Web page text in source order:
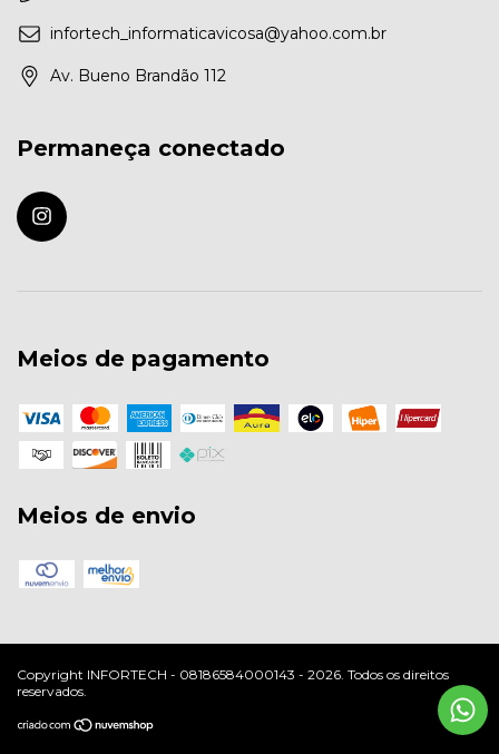
infortech_informaticavicosa@yahoo.com.br
Av. Bueno Brandão 112
Permaneça conectado
Meios de pagamento
Meios de envio
Copyright INFORTECH - 08186584000143 - 2026. Todos os direitos
reservados.